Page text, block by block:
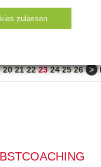
20 21 22 23 24 25 26 >
zulassen
des
ge
T
P